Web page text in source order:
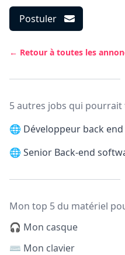
Postuler
← Retour à toutes les
5 autres jobs qui
🌐 Développeur back end
🌐 Senior Back-end
Mon top 5 du matériel
🎧 Mon casque
⌨️ Mon clavier